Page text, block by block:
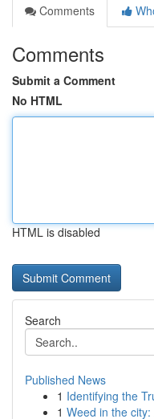
Comments
Comments
Submit a Comment
No HTML
HTML is disabled
Search
Published News
1 Identifying the
1 Weed in the